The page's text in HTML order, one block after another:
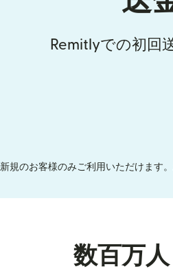
Remitlyでの初回
新規のお客様のみご利用いただけます
数百万